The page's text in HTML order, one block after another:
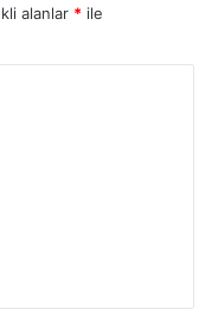
alanlar * ile